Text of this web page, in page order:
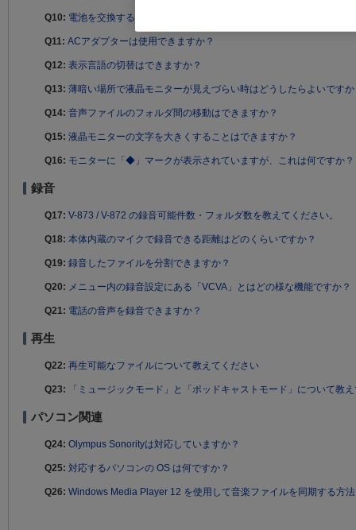
Q10: 電池を交換すると録音した内容は消えませんか？
Q11: ACアダプターは使用できますか？
Q12: 表示言語の切替はできますか？
Q13: 薄暗い場所で液晶モニターが見えづらい時はどうしたらよいです
Q14: 音声ファイルのフォルダ間の移動はできますか？
Q15: 液晶モニターの文字を大きくすることはできますか？
Q16: モニターに「◆」マークが表示されていますが、これは何ですか？
録音
Q17: V-873 / V-872 の録音可能件数・フォルダ数を教えてください。
Q18: 本体内蔵のマイクで録音できる距離はどのくらいですか？
Q19: 録音したファイルを分割できますか？
Q20: メニュー内の録音設定にある「VCVA」とはどの様な機能ですか？
Q21: 電話の音声を録音できますか？
再生
Q22: 再生可能なファイルについて教えてください
Q23: 「ミュージックモード」と「ポッドキャストモード」について教
パソコン関連
Q24: Olympus Sonorityは対応していますか？
Q25: 対応するパソコンの OS は何ですか？
Q26: Windows Media Player 12 を使用して音楽ファイルを同期する方法